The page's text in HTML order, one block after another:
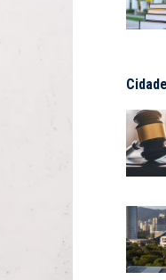
Cidade